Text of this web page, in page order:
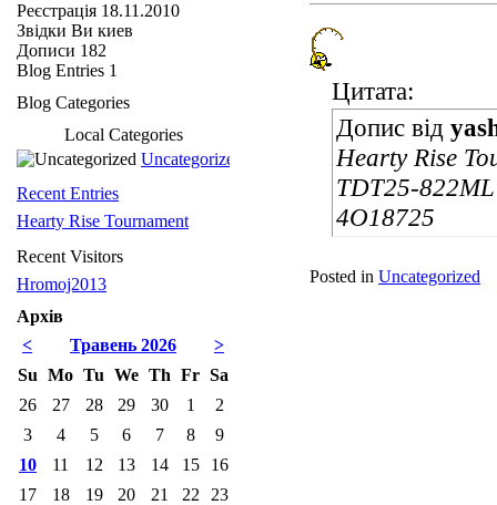
Цитата:
Допис від
Hearty Rise
TDT25-
4O18725
Posted in Uncategorized
Реєстрація 18.11.2010
Звідки Ви киев
Дописи 182
Blog Entries 1
Blog Categories
Local Categories
Uncategorized
Recent Entries
Hearty Rise Tournament
Recent Visitors
Hromoj2013
Архів
<
>
Травень 2026
Su Mo Tu We Th Fr Sa
26
27 28 29 30 1
2
3
4 5 6 7 8
9
10
11 12 13 14 15
16
17
18 19 20 21 22
23